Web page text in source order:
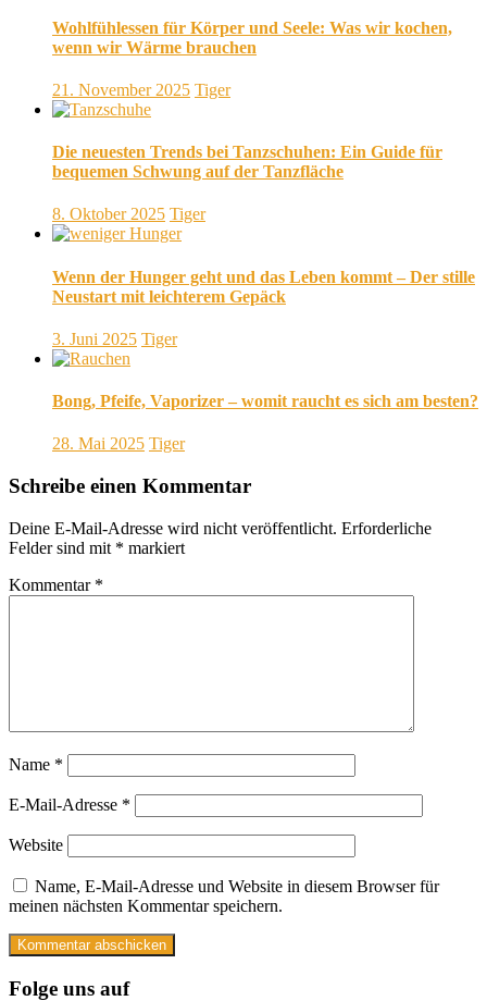
Wohlfühlessen für Körper und Seele: Was wir kochen,
wenn wir Wärme brauchen
21. November 2025 Tiger
Die neuesten Trends bei Tanzschuhen: Ein Guide für
bequemen Schwung auf der Tanzfläche
8. Oktober 2025 Tiger
Wenn der Hunger geht und das Leben kommt – Der stille
Neustart mit leichterem Gepäck
3. Juni 2025 Tiger
Bong, Pfeife, Vaporizer – womit raucht es sich am besten?
28. Mai 2025 Tiger
Schreibe einen Kommentar
Deine E-Mail-Adresse wird nicht veröffentlicht. Erforderliche
Felder sind mit * markiert
Kommentar *
Name *
E-Mail-Adresse *
Website
Name, E-Mail-Adresse und Website in diesem Browser für
meinen nächsten Kommentar speichern.
Folge uns auf